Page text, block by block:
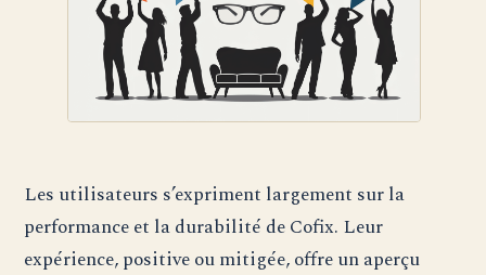
Les utilisateurs s’expriment largement sur la
performance et la durabilité de Cofix. Leur
expérience, positive ou mitigée, offre un aperçu